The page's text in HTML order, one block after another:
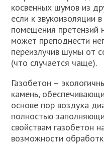
косвенных шумов из
если к звукоизоляции
помещения претензий
может преподнести
переизлучив шумы от
(что случается чаще).
Газобетон –
камень,
основе пор воздуха
полностью
свойствам газобетон
возможности